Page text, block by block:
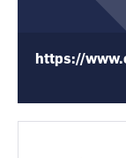
https://